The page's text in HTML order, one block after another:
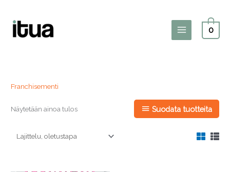
Main
0
Franchisementi
Näytetään ainoa tulos Suodata tuotteita